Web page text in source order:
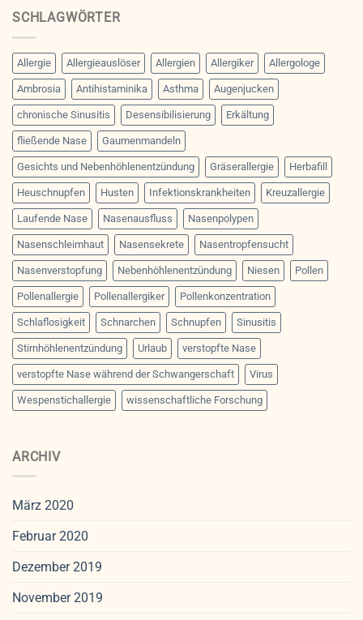
SCHLAGWÖRTER
Allergie Allergieauslöser Allergien Allergiker Allergologe
Ambrosia Antihistaminika Asthma Augenjucken
chronische Sinusitis Desensibilisierung Erkältung
fließende Nase Gaumenmandeln
Gesichts und Nebenhöhlenentzündung Gräserallergie Herbafill
Heuschnupfen Husten Infektionskrankheiten Kreuzallergie
Laufende Nase Nasenausfluss Nasenpolypen
Nasenschleimhaut Nasensekrete Nasentropfensucht
Nasenverstopfung Nebenhöhlenentzündung Niesen Pollen
Pollenallergie Pollenallergiker Pollenkonzentration
Schlaflosigkeit Schnarchen Schnupfen Sinusitis
Stirnhöhlenentzündung Urlaub verstopfte Nase
verstopfte Nase während der Schwangerschaft Virus
Wespenstichallergie wissenschaftliche Forschung
ARCHIV
März 2020
Februar 2020
Dezember 2019
November 2019